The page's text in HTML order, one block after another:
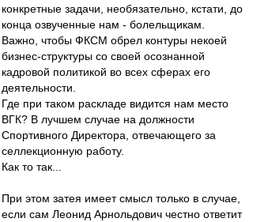
конкретные задачи, необязательно, кстати, до
конца озвученные нам - болельщикам.
Важно, чтобы ФКСМ обрел контуры некоей
бизнес-структуры со своей осознанной
кадровой политикой во всех сферах его
деятельности.
Где при таком раскладе видится нам место
ВГК? В лучшем случае на должности
Спортивного Директора, отвечающего за
селлекционную работу.
Как то так...
При этом затея имеет смысл только в случае,
если сам Леонид Арнольдович честно ответит